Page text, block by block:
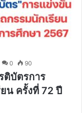
0 90
ติบัตรการ
น ครั้งที่ 72 ปี